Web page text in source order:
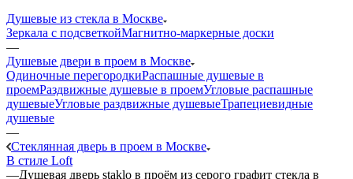
Душевые из стекла в Москве
Зеркала с подсветкойМагнитно-маркерные доски
—
Душевые двери в проем в Москве
Одиночные перегородкиРаспашные душевые в
проемРаздвижные душевые в проемУгловые распашные
душевыеУгловые раздвижные душевыеТрапециевидные
душевые
—
Стеклянная дверь в проем в Москве
В стиле Loft
—Душевая дверь staklo в проём из серого графит стекла в